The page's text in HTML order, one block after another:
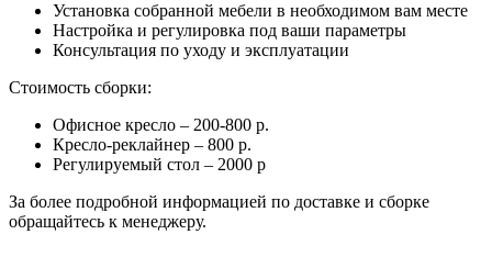
Установка собранной мебели в необходимом вам месте
Настройка и регулировка под ваши параметры
Консультация по уходу и эксплуатации
Стоимость сборки:
Офисное кресло – 200-800 р.
Кресло-реклайнер – 800 р.
Регулируемый стол – 2000 р
За более подробной информацией по доставке и сборке
обращайтесь к менеджеру.